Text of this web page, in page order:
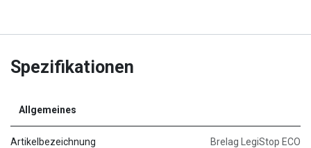
Spezifikationen
Allgemeines
Artikelbezeichnung Brelag LegiStop ECO